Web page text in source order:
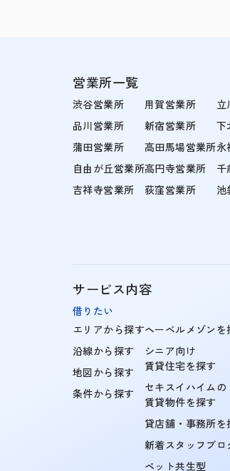
営業所一覧
渋谷営業所
品川営業所
蒲田営業所
自由が丘営業所
吉祥寺営業所
用賀営業所
新宿営業所
高田馬場営業所
高円寺営業所
荻窪営業所
立
下
永
千
池
サービス内容
借りたい
エリアから探す
沿線から探す
地図から探す
条件から探す
ヘーベルメゾンを
シニア向け
賃貸住宅を探す
セキスイハイムの
賃貸物件を探す
貸店舗・事務所を
新着スタッフブロ
ペット共生型